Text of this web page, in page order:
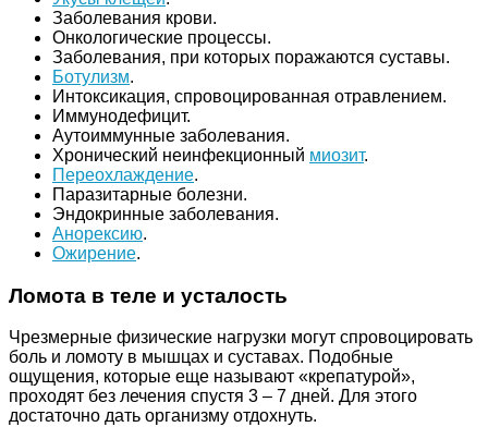
Заболевания крови.
Онкологические процессы.
Заболевания, при которых поражаются суставы.
Ботулизм.
Интоксикация, спровоцированная отравлением.
Иммунодефицит.
Аутоиммунные заболевания.
Хронический неинфекционный миозит.
Переохлаждение.
Паразитарные болезни.
Эндокринные заболевания.
Анорексию.
Ожирение.
Ломота в теле и усталость
Чрезмерные физические нагрузки могут спровоцировать
боль и ломоту в мышцах и суставах. Подобные
ощущения, которые еще называют «крепатурой»,
проходят без лечения спустя 3 – 7 дней. Для этого
достаточно дать организму отдохнуть.